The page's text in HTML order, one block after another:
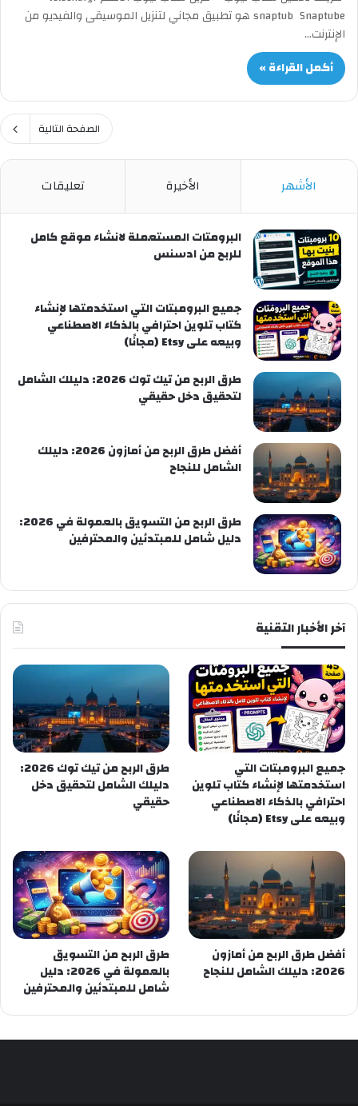
snaptub Snaptube هو تطبيق مجاني لتنزيل الموسيقى والفيديو من
الإنترنت…
أكمل القراءة »
الصفحة التالية
الأشهر الأخيرة تعليقات
البرومتات المستعملة لانشاء موقع كامل
للربح من ادسنس
جميع البرومبتات التي استخدمتها لإنشاء
كتاب تلوين احترافي بالذكاء الاصطناعي
وبيعه على Etsy (مجانًا)
طرق الربح من تيك توك 2026: دليلك الشامل
لتحقيق دخل حقيقي
أفضل طرق الربح من أمازون 2026: دليلك
الشامل للنجاح
طرق الربح من التسويق بالعمولة في 2026:
دليل شامل للمبتدئين والمحترفين
آخر الأخبار التقنية
جميع البرومبتات التي
استخدمتها لإنشاء كتاب تلوين
احترافي بالذكاء الاصطناعي
وبيعه على Etsy (مجانًا)
طرق الربح من تيك توك 2026:
دليلك الشامل لتحقيق دخل
حقيقي
أفضل طرق الربح من أمازون
2026: دليلك الشامل للنجاح
طرق الربح من التسويق
بالعمولة في 2026: دليل
شامل للمبتدئين والمحترفين